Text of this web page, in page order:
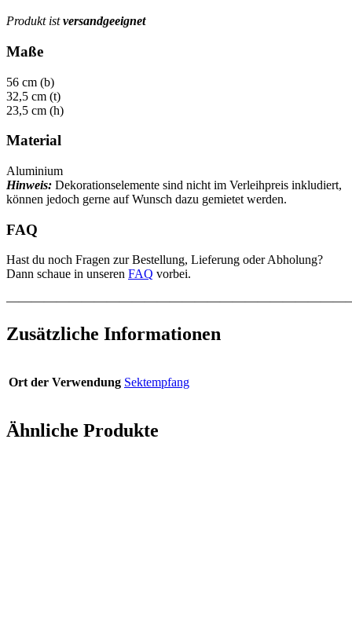
Produkt istversandgeeignet
Maße
56 cm (b)
32,5 cm (t)
23,5 cm (h)
Material
Aluminium
Hinweis: Dekorationselemente sind nicht im Verleihpreis inkludiert,
können jedoch gerne auf Wunsch dazu gemietet werden.
FAQ
Hast du noch Fragen zur Bestellung, Lieferung oder Abholung?
Dann schaue in unseren FAQ vorbei.
Zusätzliche Informationen
Ort der Verwendung Sektempfang
Ähnliche Produkte